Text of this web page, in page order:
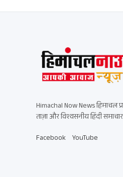
Himachal Now News हिमाचल
ताज़ा और विश्वसनीय हिंदी
Facebook YouTube